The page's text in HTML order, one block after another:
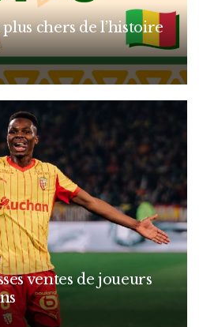
chers de l’histoire
ventes de joueurs